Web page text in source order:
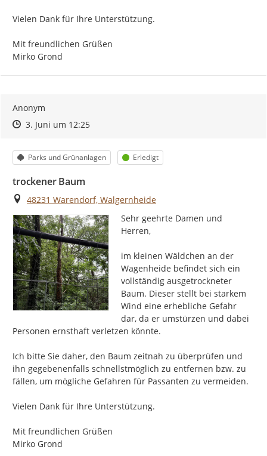
Vielen Dank für Ihre Unterstützung.
Mit freundlichen Grüßen
Mirko Grond
Anonym
Zeitpunkt des Erstellens
Zeitpunkt des Erstellens
3. Juni um 12:25Zur Äußerung
Kategorie
Parks und Grünanlagen Status
Erledigt
trockener Baum
Ort
48231 Warendorf, Walgernheide
Sehr geehrte Damen und
Herren,
im kleinen Wäldchen an der
Wagenheide befindet sich ein
vollständig ausgetrockneter
Baum. Dieser stellt bei starkem
Wind eine erhebliche Gefahr
dar, da er umstürzen und dabei
Personen ernsthaft verletzen könnte.
Ich bitte Sie daher, den Baum zeitnah zu überprüfen und
ihn gegebenenfalls schnellstmöglich zu entfernen bzw. zu
fällen, um mögliche Gefahren für Passanten zu vermeiden.
Vielen Dank für Ihre Unterstützung.
Mit freundlichen Grüßen
Mirko Grond